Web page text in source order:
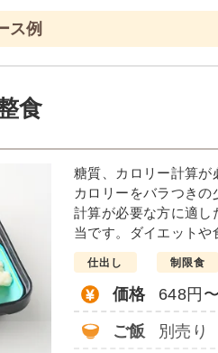
例
栄
※
-
ス例
食
糖質、カロリー計算
カロリーをバラつき
計算が必要な方に適し
当です。ダイエット
仕出し 制限食
価格 648円
ご飯 別売り